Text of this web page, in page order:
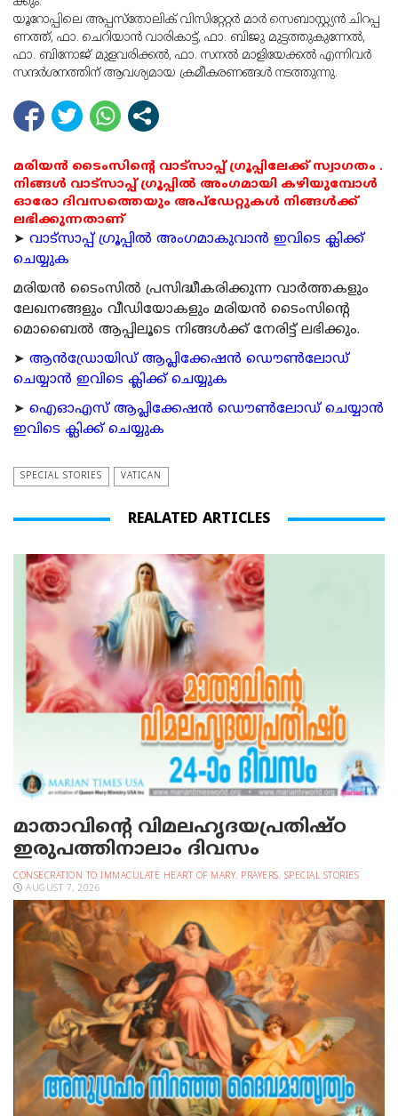
യൂ​റോ​പ്പി​ലെ അ​പ്പ​സ്തോ​ലി​ക് വി​സി​റ്റേ​റ്റ​ർ മാ​ർ സെ​ബാ​സ്റ്റ്യ​ൻ ചി​റ​പ്പ​
ണ​ത്ത്, ഫാ. ​ചെ​റി​യാ​ൻ വാ​രി​കാ​ട്ട്, ഫാ. ​ബി​ജു മു​ട്ട​ത്തു​കു​ന്നേ​ൽ,
ഫാ. ​ബി​നോ​ജ് മു​ള​വ​രി​ക്ക​ൽ, ഫാ. ​സ​ന​ൽ മാ​ളി​യേ​ക്ക​ൽ എ​ന്നി​വ​ർ
സ​ന്ദ​ർ​ശ​ന​ത്തി​ന് ആ​വ​ശ്യ​മാ​യ ക്ര​മീ​ക​ര​ണ​ങ്ങ​ൾ ന​ട​ത്തു​ന്നു.
മരിയൻ ടൈംസിന്റെ വാട്സാപ്പ് ഗ്രൂപ്പിലേക്ക് സ്വാഗതം .
നിങ്ങൾ വാട്സാപ്പ് ഗ്രൂപ്പിൽ അംഗമായി കഴിയുമ്പോൾ
ഓരോ ദിവസത്തെയും അപ്ഡേറ്റുകൾ നിങ്ങൾക്ക്
ലഭിക്കുന്നതാണ്
➤ വാട്സാപ്പ് ഗ്രൂപ്പിൽ അംഗമാകുവാൻ ഇവിടെ ക്ലിക്ക്
ചെയ്യുക
മരിയന്‍ ടൈംസില്‍ പ്രസിദ്ധീകരിക്കുന്ന വാര്‍ത്തകളും
ലേഖനങ്ങളും വീഡിയോകളും മരിയന്‍ ടൈംസിന്റെ
മൊബൈല്‍ ആപ്പിലൂടെ നിങ്ങള്‍ക്ക് നേരിട്ട് ലഭിക്കും.
➤ ആന്‍ഡ്രോയിഡ് ആപ്ലിക്കേഷന്‍ ഡൌണ്‍ലോഡ്
ചെയ്യാന്‍ ഇവിടെ ക്ലിക്ക് ചെയ്യുക
➤ ഐഓഎസ് ആപ്ലിക്കേഷന്‍ ഡൌണ്‍ലോഡ് ചെയ്യാന്‍
ഇവിടെ ക്ലിക്ക് ചെയ്യുക
SPECIAL STORIES VATICAN
REALATED ARTICLES
മാതാവിന്റെ വിമലഹൃദയപ്രതിഷ്ഠ
ഇരുപത്തിനാലാം ദിവസം
CONSECRATION TO IMMACULATE HEART OF MARY, PRAYERS, SPECIAL STORIES
AUGUST 7, 2026